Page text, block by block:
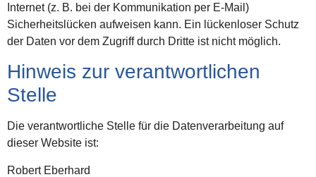
Internet (z. B. bei der Kommunikation per E-Mail)
Sicherheitslücken aufweisen kann. Ein lückenloser Schutz
der Daten vor dem Zugriff durch Dritte ist nicht möglich.
Hinweis zur verantwortlichen
Stelle
Die verantwortliche Stelle für die Datenverarbeitung auf
dieser Website ist:
Robert Eberhard